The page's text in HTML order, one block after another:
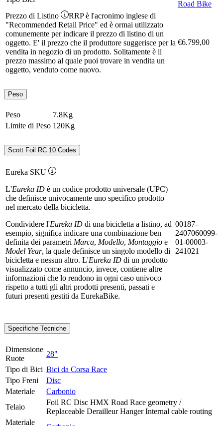
Road Bike
Prezzo di Listino
RRP è l'acronimo inglese di
"Recommended Retail Price" ed è ormai utilizzato
comunemente per indicare il prezzo di listino di un
oggetto. E' il prezzo che il produttore suggerisce per la
vendita in negozio di un prodotto. Solitamente è il
prezzo massimo al quale puoi trovare in vendita un
oggetto, venduto come nuovo.
€6.799,00
Peso
Peso
7.8Kg
Limite di Peso 120Kg
Scott Foil RC 10 Codes
Eureka SKU
L'Eureka ID è un codice prodotto universale (UPC)
che definisce univocamente uno specifico prodotto
nel mercato della bicicletta.
Condividere l'Eureka ID di una bicicletta a listino, ad
esempio, significa indicare una combinazione ben
definita dei parametri Marca, Modello, Montaggio e
Model Year, la quale definisce un singolo modello di
bicicletta e nessun altro. L'Eureka ID di un prodotto
visualizzato come annuncio, invece, contiene altre
informazioni che lo rendono in ogni caso univoco
rispetto a tutti gli altri prodotti presenti, passati e
futuri presenti gestiti da EurekaBike.
00187-
2407060099-
01-00003-
241021
Specifiche Tecniche
Dimensione
Ruote
28"
Tipo di Bici Bici da Corsa Race
Tipo Freni
Disc
Materiale
Carbonio
Telaio
Foil RC Disc HMX Road Race geometry /
Replaceable Derailleur Hanger Internal cable routing
Materiale